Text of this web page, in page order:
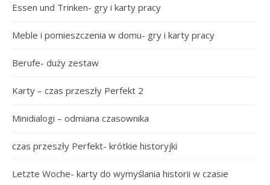
Essen und Trinken- gry i karty pracy
Meble i pomieszczenia w domu- gry i karty pracy
Berufe- duży zestaw
Karty – czas przeszły Perfekt 2
Minidialogi – odmiana czasownika
czas przeszły Perfekt- krótkie historyjki
Letzte Woche- karty do wymyślania historii w czasie